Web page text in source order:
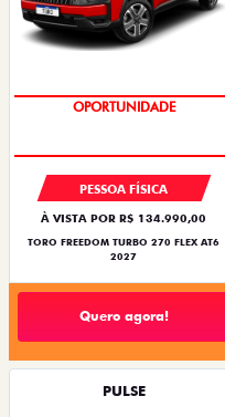
PESSOA FÍSICA
À VISTA POR R$ 134.990,00
TORO FREEDOM TURBO 270 FLEX AT6
2027
Quero agora!
PULSE